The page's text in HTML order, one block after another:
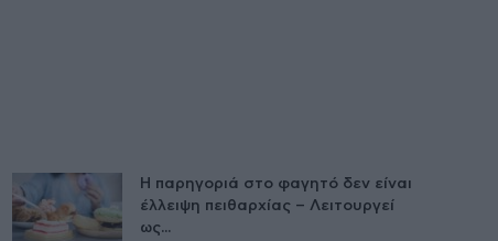
Η παρηγοριά στο φαγητό δεν είναι
έλλειψη πειθαρχίας – Λειτουργεί
ως...